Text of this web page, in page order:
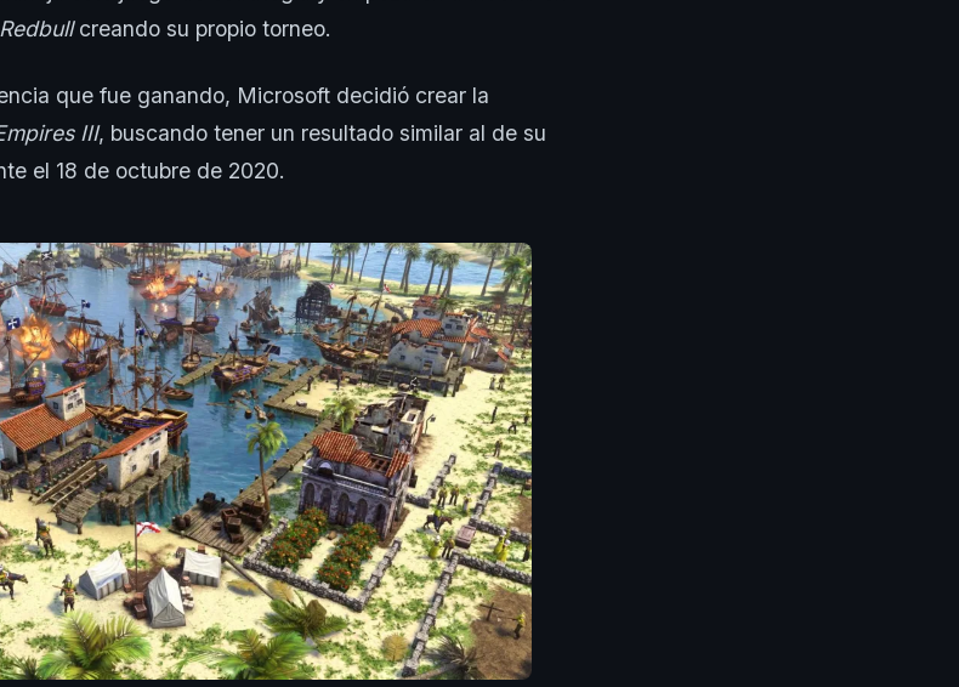
Redbullcreando su propio torneo.
que fue ganando, Microsoft decidió crear la
III, buscando tener un resultado similar al de su
el 18 de octubre de 2020.